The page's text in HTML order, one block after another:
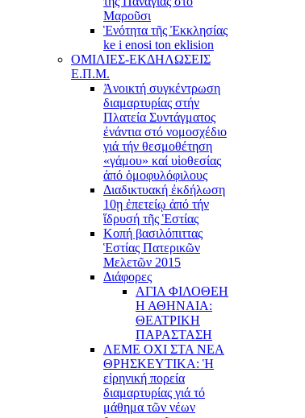
Μαροῦσι
Ἑνότητα τῆς Ἐκκλησίας
ke i enosi ton eklision
ΟΜΙΛΙΕΣ-ΕΚΔΗΛΩΣΕΙΣ
Ε.Π.Μ.
Ἀνοικτή συγκέντρωση
διαμαρτυρίας στήν
Πλατεία Συντάγματος
ἐνάντια στό νομοσχέδιο
γιά τήν θεσμοθέτηση
«γάμου» καί υἱοθεσίας
ἀπό ὁμοφυλόφιλους
Διαδικτυακή ἐκδήλωση
10ῃ ἐπετείῳ ἀπό τήν
ἵδρυσή τῆς Ἑστίας
Κοπή βασιλόπιττας
Ἑστίας Πατερικῶν
Μελετῶν 2015
Διάφορες
ΑΓΙΑ ΦΙΛΟΘΕΗ
Η ΑΘΗΝΑΙΑ:
ΘΕΑΤΡΙΚΗ
ΠΑΡΑΣΤΑΣΗ
ΛΕΜΕ ΟΧΙ ΣΤΑ ΝΕΑ
ΘΡΗΣΚΕΥΤΙΚΑ: Ἡ
εἰρηνική πορεία
διαμαρτυρίας γιά τό
μάθημα τῶν νέων